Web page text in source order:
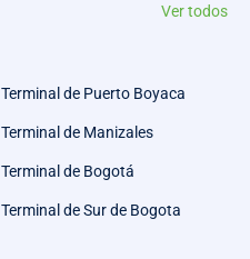
Ver todos
Terminal de Puerto Boyaca
Terminal de Manizales
Terminal de Bogotá
Terminal de Sur de Bogota